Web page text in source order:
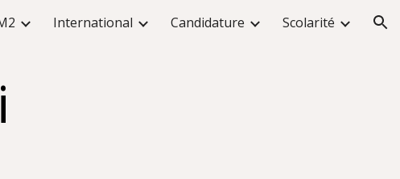
International Candidature Scolarité